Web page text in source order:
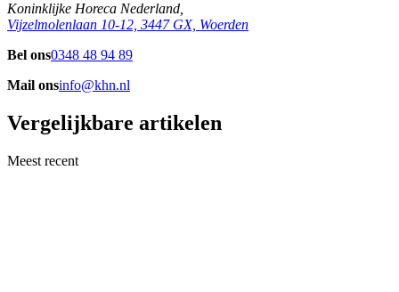
Koninklijke Horeca Nederland,
Vijzelmolenlaan 10-12, 3447 GX, Woerden
Bel ons0348 48 94 89
Mail onsinfo@khn.nl
Vergelijkbare artikelen
Meest recent